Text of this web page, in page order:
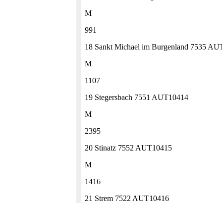
M
991
18 Sankt Michael im Burgenland 7535
M
1107
19 Stegersbach 7551 AUT10414
M
2395
20 Stinatz 7552 AUT10415
M
1416
21 Strem 7522 AUT10416